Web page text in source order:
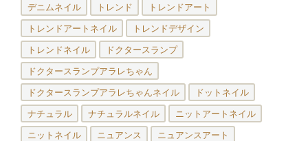
デニムネイル トレンド トレンドアート
トレンドアートネイル トレンドデザイン
トレンドネイル ドクタースランプ
ドクタースランプアラレちゃん
ドクタースランプアラレちゃんネイル ドットネイル
ナチュラル ナチュラルネイル ニットアートネイル
ニットネイル ニュアンス ニュアンスアート